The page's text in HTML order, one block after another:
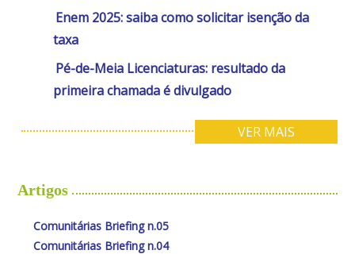
Enem 2025: saiba como solicitar isenção da
taxa
Pé-de-Meia Licenciaturas: resultado da
primeira chamada é divulgado
VER MAIS
Artigos
Comunitárias Briefing n.05
Comunitárias Briefing n.04